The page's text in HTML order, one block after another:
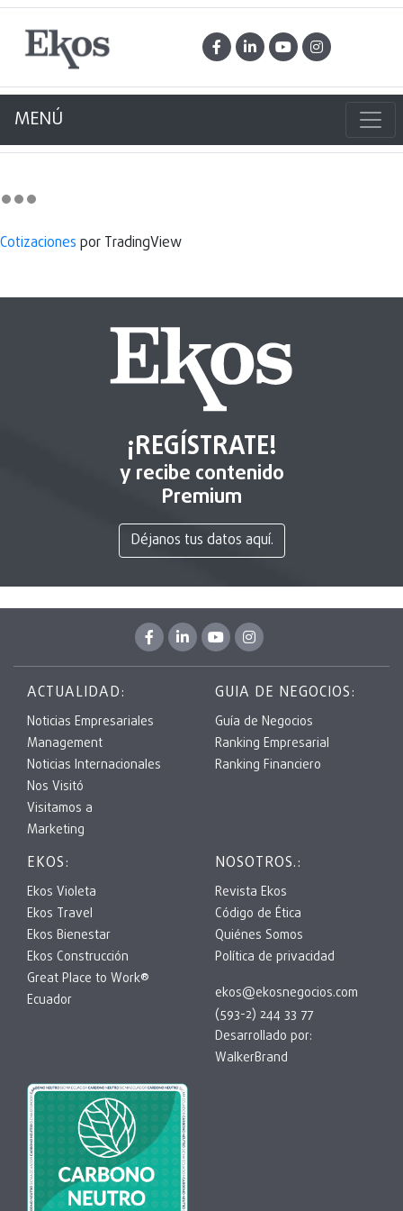
MENÚ
Cotizaciones por TradingView
¡REGÍSTRATE!
y recibe contenido
Premium
Déjanos tus datos aquí.
ACTUALIDAD:
Noticias Empresariales
Management
Noticias Internacionales
Nos Visitó
Visitamos a
Marketing
GUIA DE NEGOCIOS:
Guía de Negocios
Ranking Empresarial
Ranking Financiero
EKOS:
Ekos Violeta
Ekos Travel
Ekos Bienestar
Ekos Construcción
Great Place to Work®
Ecuador
NOSOTROS.:
Revista Ekos
Código de Ética
Quiénes Somos
Política de privacidad
ekos@ekosnegocios.com
(593-2) 244 33 77
Desarrollado por:
WalkerBrand